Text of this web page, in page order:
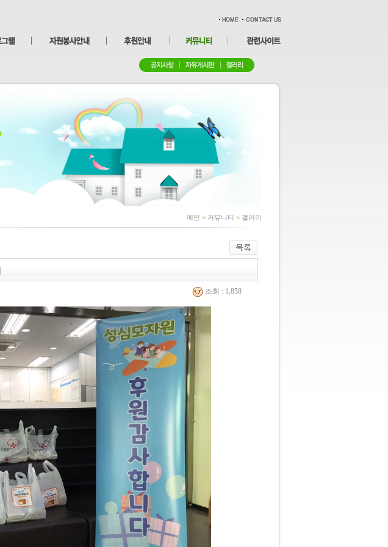
메인 > 커뮤니티 > 갤러리
조회 : 1,858